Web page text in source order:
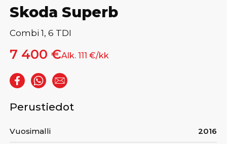
Skoda Superb
Combi 1, 6 TDI
7 400 €Alk. 111 €/kk
Perustiedot
Vuosimalli 2016